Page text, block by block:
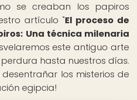
se creaban los papiros
artículo "El proceso de
Una técnica milenaria
este antiguo arte
hasta nuestros días.
los misterios de
egipcia!